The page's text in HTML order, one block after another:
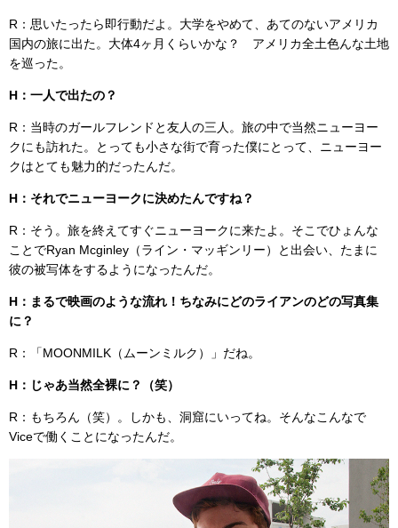
R：思いたったら即行動だよ。大学をやめて、あてのないアメリカ
国内の旅に出た。大体4ヶ月くらいかな？ アメリカ全土色んな土地
を巡った。
H：一人で出たの？
R：当時のガールフレンドと友人の三人。旅の中で当然ニューヨー
クにも訪れた。とっても小さな街で育った僕にとって、ニューヨー
クはとても魅力的だったんだ。
H：それでニューヨークに決めたんですね？
R：そう。旅を終えてすぐニューヨークに来たよ。そこでひょんな
ことでRyan Mcginley（ライン・マッギンリー）と出会い、たまに
彼の被写体をするようになったんだ。
H：まるで映画のような流れ！ちなみにどのライアンのどの写真集
に？
R：「MOONMILK（ムーンミルク）」だね。
H：じゃあ当然全裸に？（笑）
R：もちろん（笑）。しかも、洞窟にいってね。そんなこんなで
Viceで働くことになったんだ。